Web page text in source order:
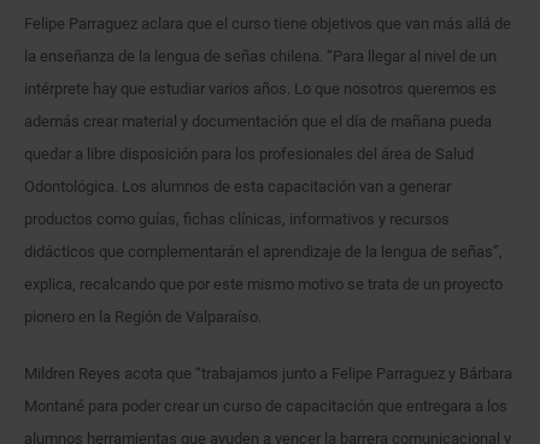
Felipe Parraguez aclara que el curso tiene objetivos que van más allá de
la enseñanza de la lengua de señas chilena. “Para llegar al nivel de un
intérprete hay que estudiar varios años. Lo que nosotros queremos es
además crear material y documentación que el día de mañana pueda
quedar a libre disposición para los profesionales del área de Salud
Odontológica. Los alumnos de esta capacitación van a generar
productos como guías, fichas clínicas, informativos y recursos
didácticos que complementarán el aprendizaje de la lengua de señas”,
explica, recalcando que por este mismo motivo se trata de un proyecto
pionero en la Región de Valparaíso.
Mildren Reyes acota que “trabajamos junto a Felipe Parraguez y Bárbara
Montané para poder crear un curso de capacitación que entregara a los
alumnos herramientas que ayuden a vencer la barrera comunicacional y